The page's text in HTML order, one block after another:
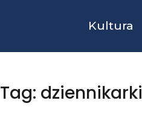
Kultura
Tag: dziennikarki